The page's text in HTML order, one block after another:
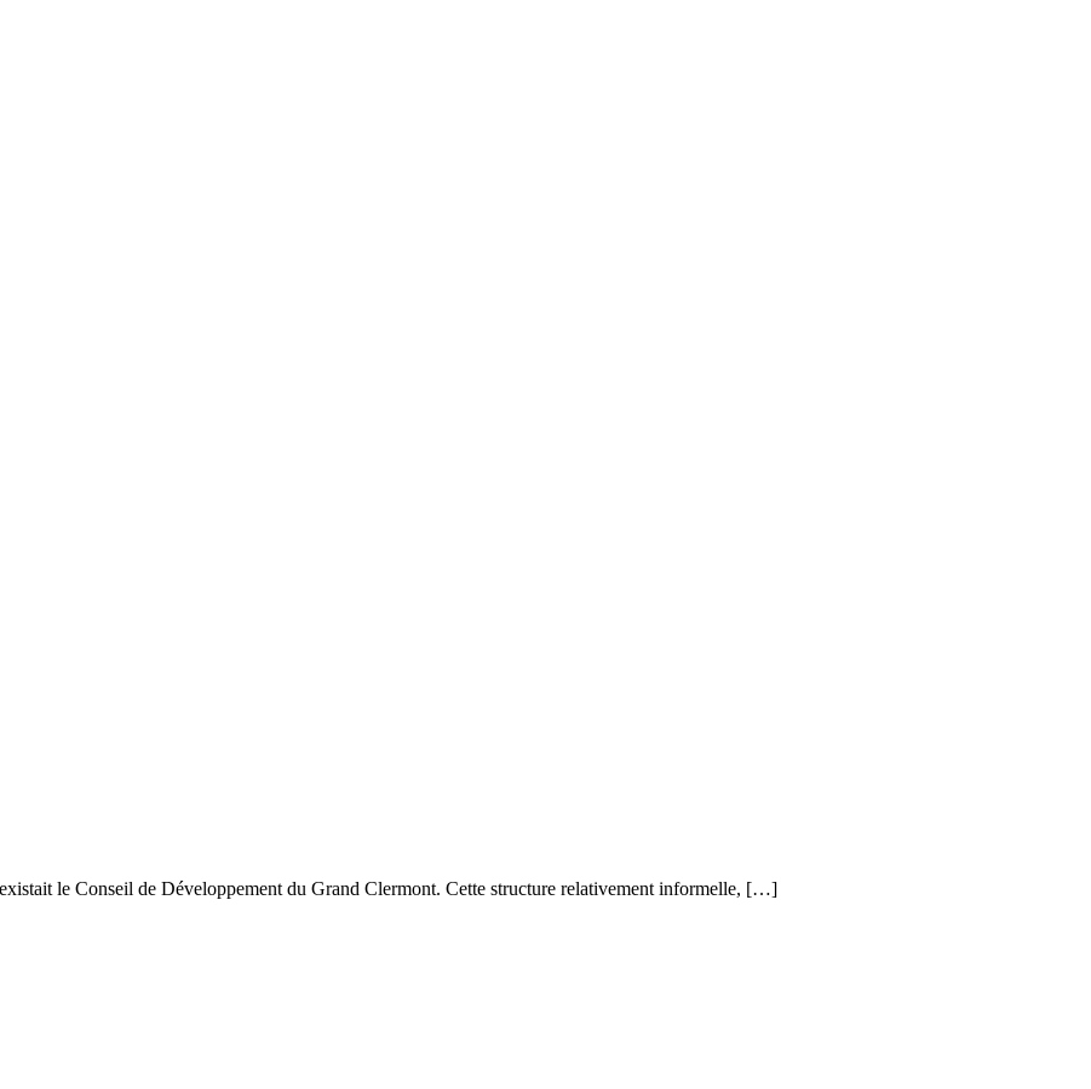
le Conseil de Développement du Grand Clermont. Cette structure relativement informelle, […]